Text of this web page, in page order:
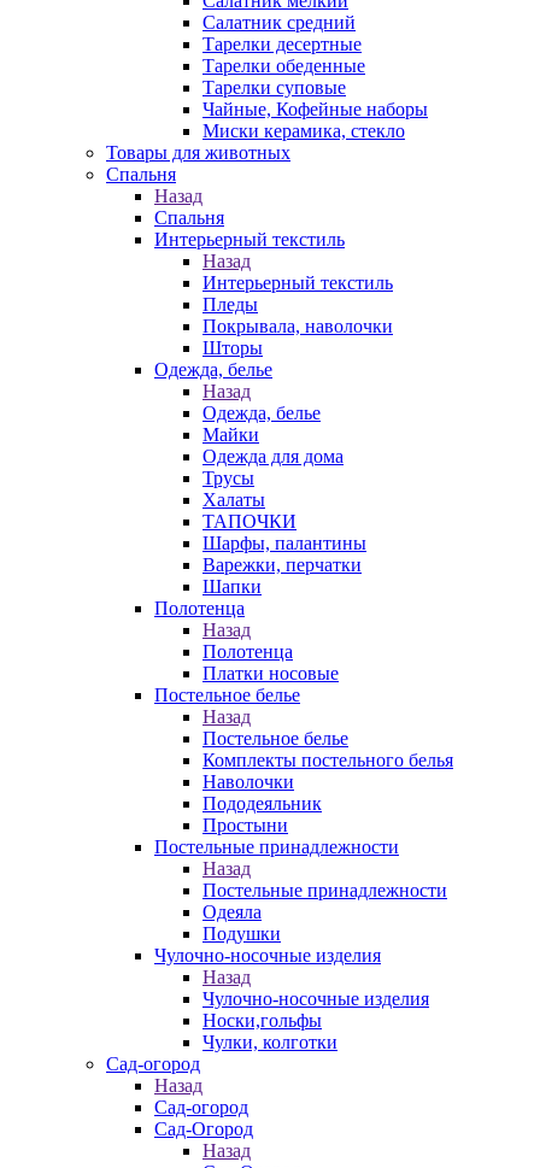
Салатник средний
Тарелки десертные
Тарелки обеденные
Тарелки суповые
Чайные, Кофейные наборы
Миски керамика, стекло
Товары для животных
Спальня
Назад
Спальня
Интерьерный текстиль
Назад
Интерьерный текстиль
Пледы
Покрывала, наволочки
Шторы
Одежда, белье
Назад
Одежда, белье
Майки
Одежда для дома
Трусы
Халаты
ТАПОЧКИ
Шарфы, палантины
Варежки, перчатки
Шапки
Полотенца
Назад
Полотенца
Платки носовые
Постельное белье
Назад
Постельное белье
Комплекты постельного белья
Наволочки
Пододеяльник
Простыни
Постельные принадлежности
Назад
Постельные принадлежности
Одеяла
Подушки
Чулочно-носочные изделия
Назад
Чулочно-носочные изделия
Носки,гольфы
Чулки, колготки
Сад-огород
Назад
Сад-огород
Сад-Огород
Назад